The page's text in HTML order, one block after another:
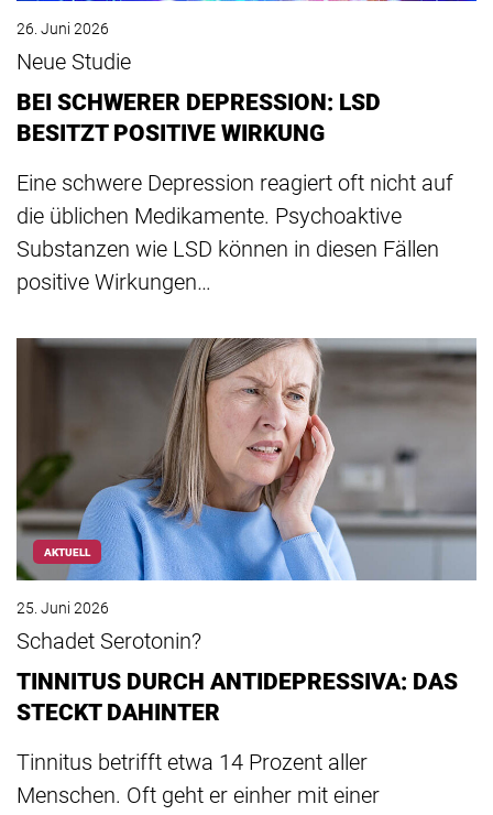
26. Juni 2026
Neue Studie
BEI SCHWERER DEPRESSION: LSD
BESITZT POSITIVE WIRKUNG
Eine schwere Depression reagiert oft nicht auf
die üblichen Medikamente. Psychoaktive
Substanzen wie LSD können in diesen Fällen
positive Wirkungen…
AKTUELL
25. Juni 2026
Schadet Serotonin?
TINNITUS DURCH ANTIDEPRESSIVA: DAS
STECKT DAHINTER
Tinnitus betrifft etwa 14 Prozent aller
Menschen. Oft geht er einher mit einer